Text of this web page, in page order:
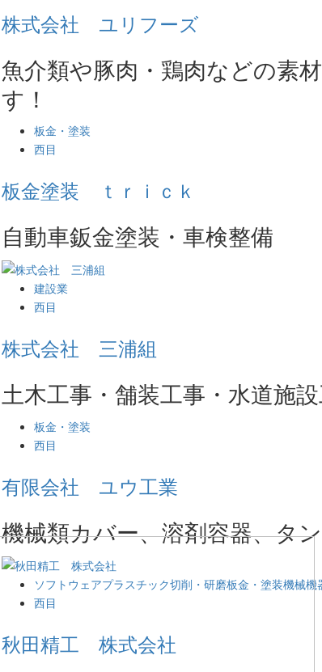
株式会社 ユリフーズ
魚介類や豚肉・鶏肉などの素
す！
板金・塗装
西目
板金塗装 ｔｒｉｃｋ
自動車鈑金塗装・車検整備
建設業
西目
株式会社 三浦組
土木工事・舗装工事・水道施
板金・塗装
西目
有限会社 ユウ工業
機械類カバー、溶剤容器、タ
ソフトウェアプラスチック切削・研磨板金・塗装機械機
西目
秋田精工 株式会社